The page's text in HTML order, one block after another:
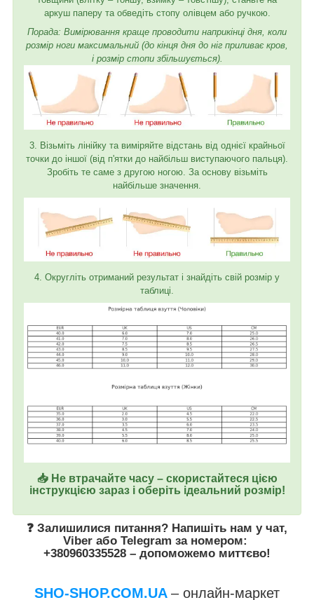
аркуш паперу та обведіть стопу олівцем або ручкою.
Порада: Вимірювання краще проводити наприкінці дня, коли
розмір ноги максимальний (до кінця дня до ніг приливає кров,
і розмір стопи збільшується).
3. Візьміть лінійку та виміряйте відстань від однієї крайньої
точки до іншої (від п'ятки до найбільш виступаючого пальця).
Зробіть те саме з другою ногою. За основу візьміть
найбільше значення.
4. Округліть отриманий результат і знайдіть свій розмір у
таблиці.
📥 Не втрачайте часу – скористайтеся цією
інструкцією зараз і оберіть ідеальний розмір!
❓ Залишилися питання? Напишіть нам у чат,
Viber або Telegram за номером:
+380960335528 – допоможемо миттєво!
SHO-SHOP.COM.UA – онлайн-маркет